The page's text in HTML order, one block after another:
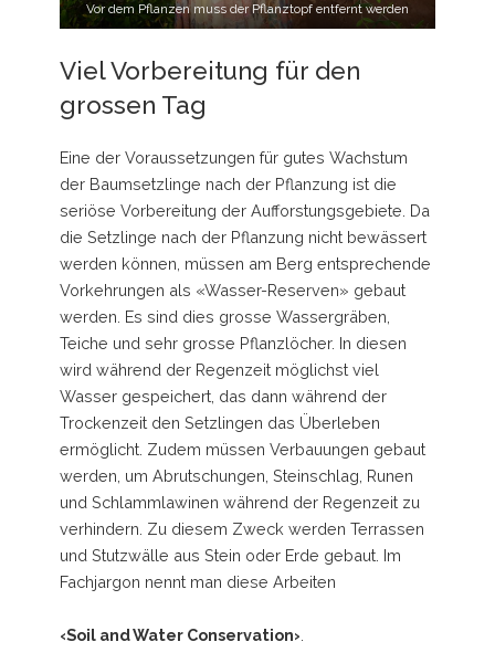
Vor dem Pflanzen muss der Pflanztopf entfernt werden
Viel Vorbereitung für den
grossen Tag
Eine der Voraussetzungen für gutes Wachstum
der Baumsetzlinge nach der Pflanzung ist die
seriöse Vorbereitung der Aufforstungsgebiete. Da
die Setzlinge nach der Pflanzung nicht bewässert
werden können, müssen am Berg entsprechende
Vorkehrungen als «Wasser-Reserven» gebaut
werden. Es sind dies grosse Wassergräben,
Teiche und sehr grosse Pflanzlöcher. In diesen
wird während der Regenzeit möglichst viel
Wasser gespeichert, das dann während der
Trockenzeit den Setzlingen das Überleben
ermöglicht. Zudem müssen Verbauungen gebaut
werden, um Abrutschungen, Steinschlag, Runen
und Schlammlawinen während der Regenzeit zu
verhindern. Zu diesem Zweck werden Terrassen
und Stutzwälle aus Stein oder Erde gebaut. Im
Fachjargon nennt man diese Arbeiten
‹Soil and Water Conservation›